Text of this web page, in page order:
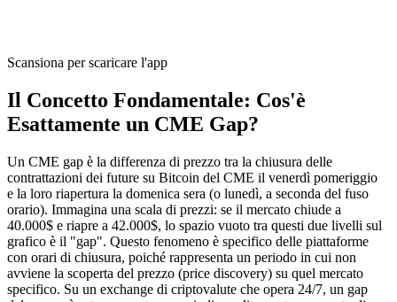
Scansiona per scaricare l'app
Il Concetto Fondamentale: Cos'è
Esattamente un CME Gap?
Un CME gap è la differenza di prezzo tra la chiusura delle
contrattazioni dei future su Bitcoin del CME il venerdì pomeriggio
e la loro riapertura la domenica sera (o lunedì, a seconda del fuso
orario). Immagina una scala di prezzi: se il mercato chiude a
40.000$ e riapre a 42.000$, lo spazio vuoto tra questi due livelli sul
grafico è il "gap". Questo fenomeno è specifico delle piattaforme
con orari di chiusura, poiché rappresenta un periodo in cui non
avviene la scoperta del prezzo (price discovery) su quel mercato
specifico. Su un exchange di criptovalute che opera 24/7, un gap